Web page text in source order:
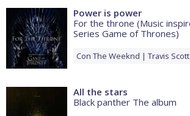
Power is power
For the throne (Music
Series Game of Thrones)
Con The Weeknd Travis Scott
All the stars
Black panther The album